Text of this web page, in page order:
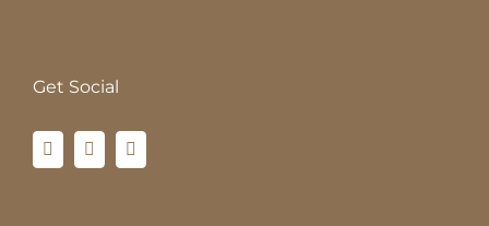
Get Social